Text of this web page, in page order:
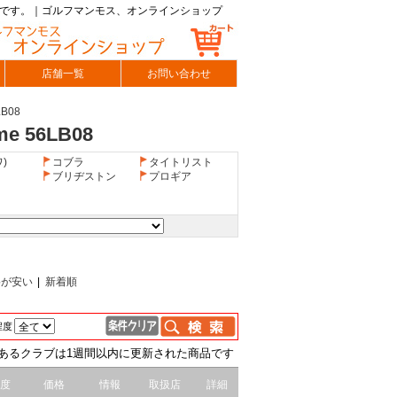
す。｜ゴルフマンモス、オンラインショップ
店舗一覧 お問い合わせ
56LB08
) コブラ
タイトリスト
ブリヂストン
プロギア
安い 新着順
度
るクラブは1週間以内に更新された商品です
価格 情報 取扱店 詳細